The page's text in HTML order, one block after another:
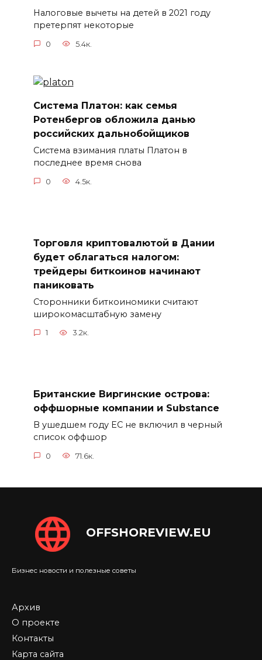
Налоговые вычеты на детей в 2021 году
претерпят некоторые
0 5.4к.
Система Платон: как семья
Ротенбергов обложила данью
российских дальнобойщиков
Система взимания платы Платон в
последнее время снова
0 4.5к.
Торговля криптовалютой в Дании
будет облагаться налогом:
трейдеры биткоинов начинают
паниковать
Сторонники биткоиномики считают
широкомасштабную замену
1 3.2к.
Британские Виргинские острова:
оффшорные компании и Substance
В ушедшем году ЕС не включил в черный
список оффшор
0 71.6к.
OFFSHOREVIEW.EU
Бизнес новости и полезные советы
Архив
О проекте
Контакты
Карта сайта